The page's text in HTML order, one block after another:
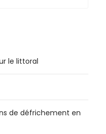
le littoral
de défrichement en